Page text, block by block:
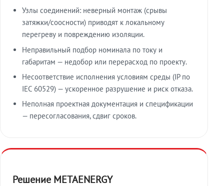
Узлы соединений: неверный монтаж (срывы
затяжки/соосности) приводят к локальному
перегреву и повреждению изоляции.
Неправильный подбор номинала по току и
габаритам — недобор или перерасход по проекту.
Несоответствие исполнения условиям среды (IP по
IEC 60529) — ускоренное разрушение и риск отказа.
Неполная проектная документация и спецификации
— пересогласования, сдвиг сроков.
Решение METAENERGY